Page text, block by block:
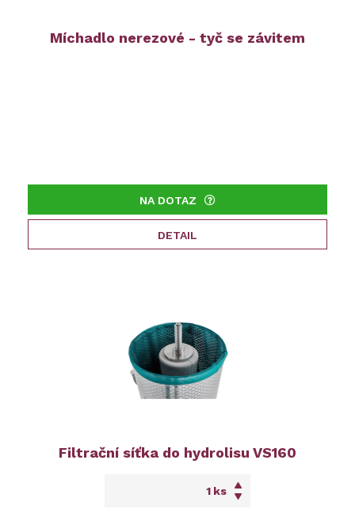
Míchadlo nerezové - tyč se závitem
NA DOTAZ
DETAIL
Filtrační síťka do hydrolisu VS160
ks